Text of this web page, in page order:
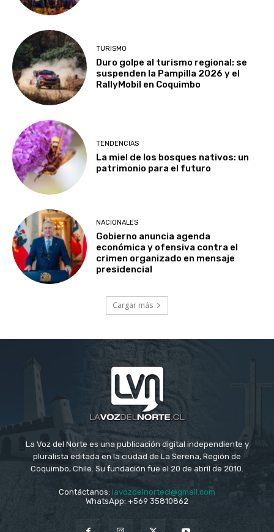
TURISMO
Duro golpe al turismo regional: se
suspenden la Pampilla 2026 y el
RallyMobil en Coquimbo
TENDENCIAS
La miel de los bosques nativos: un
patrimonio para el futuro
NACIONALES
Gobierno anuncia agenda
económica y ofensiva contra el
crimen organizado en mensaje
presidencial
Cargar más
La Voz del Norte es una publicación digital independiente y
pluralista editada en la ciudad de La Serena, Región de
Coquimbo, Chile. Su fundación fue el 20 de abril de 2010.
Contáctanos: lavozdelnortecl@gmail.com
WhatsApp: +569 35810862